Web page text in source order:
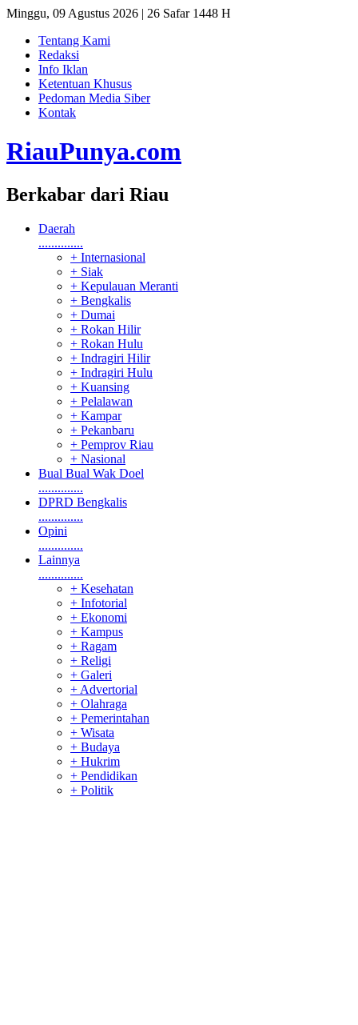
Minggu, 09 Agustus 2026 | 26 Safar 1448 H
Tentang Kami
Redaksi
Info Iklan
Ketentuan Khusus
Pedoman Media Siber
Kontak
RiauPunya.com
Berkabar dari Riau
Daerah
..............
+ Internasional
+ Siak
+ Kepulauan Meranti
+ Bengkalis
+ Dumai
+ Rokan Hilir
+ Rokan Hulu
+ Indragiri Hilir
+ Indragiri Hulu
+ Kuansing
+ Pelalawan
+ Kampar
+ Pekanbaru
+ Pemprov Riau
+ Nasional
Bual Bual Wak Doel
..............
DPRD Bengkalis
..............
Opini
..............
Lainnya
..............
+ Kesehatan
+ Infotorial
+ Ekonomi
+ Kampus
+ Ragam
+ Religi
+ Galeri
+ Advertorial
+ Olahraga
+ Pemerintahan
+ Wisata
+ Budaya
+ Hukrim
+ Pendidikan
+ Politik